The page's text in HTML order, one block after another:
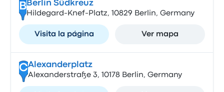
B Berlin Südkreuz
Hildegard-Knef-Platz, 10829 Berlin, Germany
Visita la página Ver mapa
CAlexanderplatz
Alexanderstraße 3, 10178 Berlin, Germany